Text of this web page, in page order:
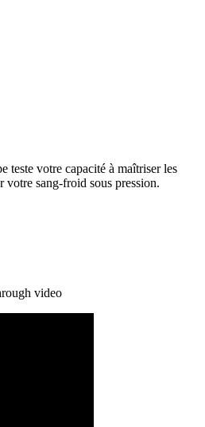
teste votre capacité à maîtriser les
votre sang-froid sous pression.
video